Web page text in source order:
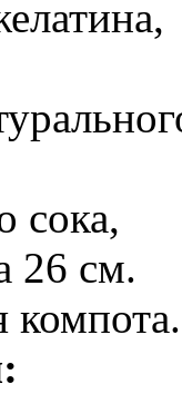
сока,
26 см.
компота.